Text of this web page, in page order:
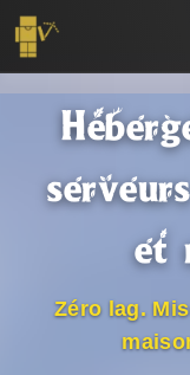
et
Zéro lag.